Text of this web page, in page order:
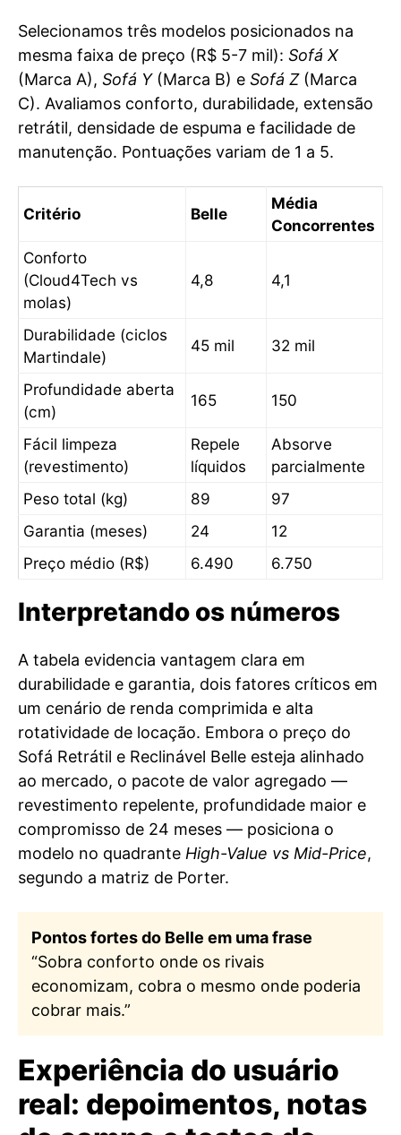
Selecionamos três modelos posicionados na
mesma faixa de preço (R$ 5-7 mil): Sofá X
(Marca A), Sofá Y(Marca B) e Sofá Z(Marca
C). Avaliamos conforto, durabilidade, extensão
retrátil, densidade de espuma e facilidade de
manutenção. Pontuações variam de 1 a 5.
Critério Belle
Média
Concorrentes
Conforto
(Cloud4Tech vs
molas)
4,8 4,1
Durabilidade (ciclos
Martindale)
45 mil 32 mil
Profundidade aberta
(cm)
165 150
Fácil limpeza
(revestimento)
Repele
líquidos
Absorve
parcialmente
Peso total (kg)
89
97
Garantia (meses)
24
12
Preço médio (R$)
6.490 6.750
Interpretando os números
A tabela evidencia vantagem clara em
durabilidade e garantia, dois fatores críticos em
um cenário de renda comprimida e alta
rotatividade de locação. Embora o preço do
Sofá Retrátil e Reclinável Belle esteja alinhado
ao mercado, o pacote de valor agregado —
revestimento repelente, profundidade maior e
compromisso de 24 meses — posiciona o
modelo no quadrante High-Value vs Mid-Price,
segundo a matriz de Porter.
Pontos fortes do Belle em uma frase
“Sobra conforto onde os rivais
economizam, cobra o mesmo onde poderia
cobrar mais.”
Experiência do usuário
real: depoimentos, notas